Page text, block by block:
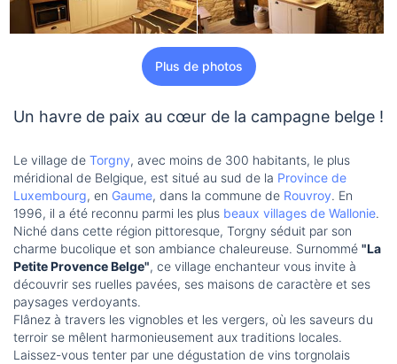
Plus de photos
Un havre de paix au cœur de la campagne belge !
Le village de Torgny, avec moins de 300 habitants, le plus
méridional de Belgique, est situé au sud de la Province de
Luxembourg, en Gaume, dans la commune de Rouvroy. En
1996, il a été reconnu parmi les plus beaux villages de Wallonie.
Niché dans cette région pittoresque, Torgny séduit par son
charme bucolique et son ambiance chaleureuse. Surnommé "La
Petite Provence Belge", ce village enchanteur vous invite à
découvrir ses ruelles pavées, ses maisons de caractère et ses
paysages verdoyants.
Flânez à travers les vignobles et les vergers, où les saveurs du
terroir se mêlent harmonieusement aux traditions locales.
Laissez-vous tenter par une dégustation de vins torgnolais